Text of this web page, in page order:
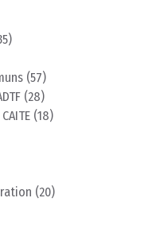
(57)
(28)
(18)
(20)